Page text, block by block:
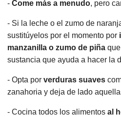
- Come más a menudo, pero
- Si la leche o el zumo de
sustitúyelos por el momento por
manzanilla o zumo de piña
sustancia que ayuda a hacer la
- Opta por verduras suaves
zanahoria y deja de lado
- Cocina todos los alimentos al